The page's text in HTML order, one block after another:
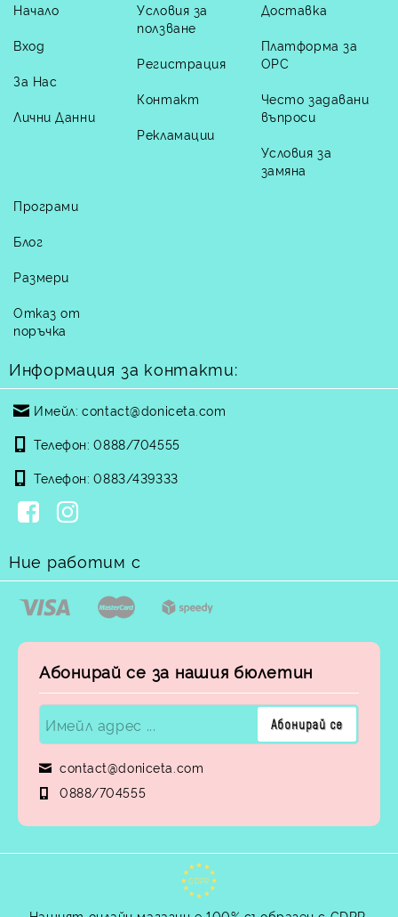
Начало
Вход
За Нас
Лични Данни
Условия за
ползване
Регистрация
Контакт
Рекламации
Доставка
Платформа за
ОРС
Често задавани
въпроси
Условия за
замяна
Програми
Блог
Размери
Отказ от
поръчка
Информация за контакти:
Имейл: contact@doniceta.com
Телефон: 0888/704555
Телефон: 0883/439333
Ние работим с
Абонирай се за нашия бюлетин
contact@doniceta.com
0888/704555
GDPR